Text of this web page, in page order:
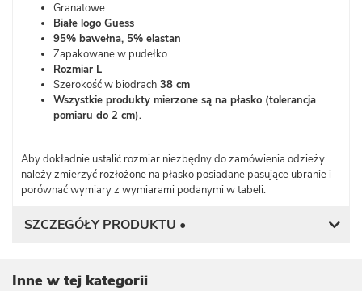
Granatowe
Białe logo Guess
95% bawełna, 5% elastan
Zapakowane w pudełko
Rozmiar L
Szerokość w biodrach 38 cm
Wszystkie produkty mierzone są na płasko (tolerancja
pomiaru do 2 cm).
Aby dokładnie ustalić rozmiar niezbędny do zamówienia odzieży
należy zmierzyć rozłożone na płasko posiadane pasujące ubranie i
porównać wymiary z wymiarami podanymi w tabeli.
SZCZEGÓŁY PRODUKTU •
Inne w tej kategorii